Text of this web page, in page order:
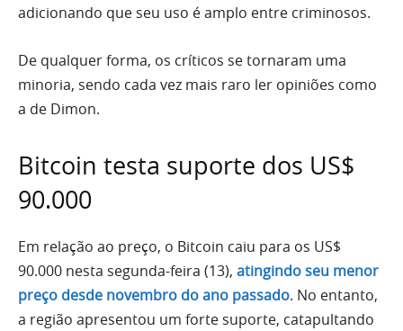
adicionando que seu uso é amplo entre criminosos.
De qualquer forma, os críticos se tornaram uma
minoria, sendo cada vez mais raro ler opiniões como
a de Dimon.
Bitcoin testa suporte dos US$
90.000
Em relação ao preço, o Bitcoin caiu para os US$
90.000 nesta segunda-feira (13), atingindo seu menor
preço desde novembro do ano passado. No entanto,
a região apresentou um forte suporte, catapultando